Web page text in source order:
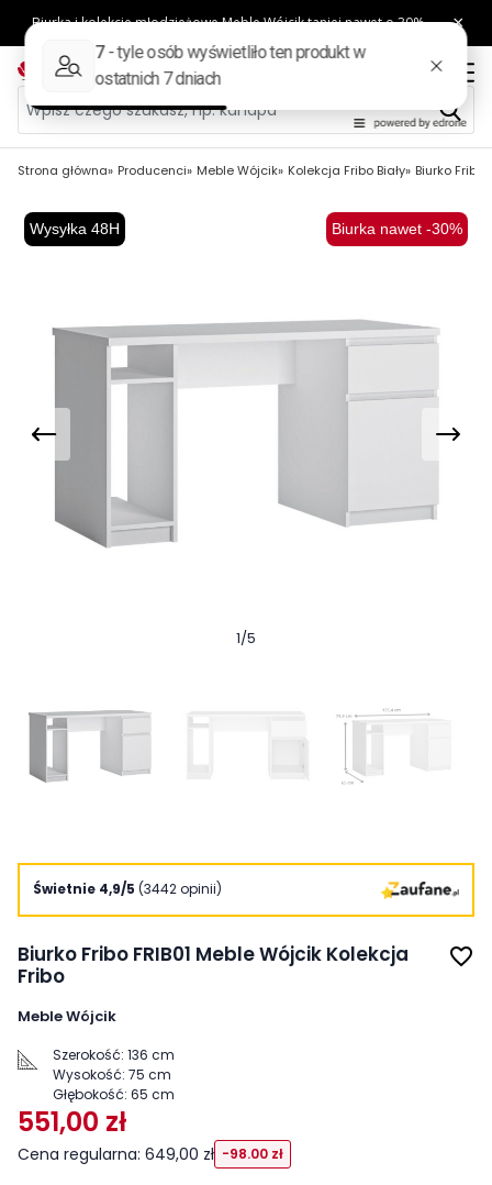
Strona główna Producenci Meble Wójcik Kolekcja Fribo Biały Biurko Fribo
Wysyłka 48H Biurka nawet -30%
1/5
Świetnie 4,9/5 (3442 opinii)
Biurko Fribo FRIB01 Meble Wójcik Kolekcja
Fribo
favorite_border
Meble Wójcik
Szerokość: 136 cm
Wysokość: 75 cm
Głębokość: 65 cm
551,00 zł
Cena regularna: 649,00 zł -98.00 zł